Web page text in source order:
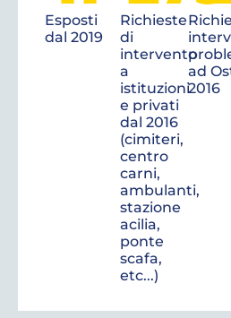
Esposti
dal 2019
Richieste
di
intervento
a
istituzioni
e privati
dal 2016
(cimiteri,
centro
carni,
ambulanti,
stazione
acilia,
ponte
scafa,
etc...)
ad
2016